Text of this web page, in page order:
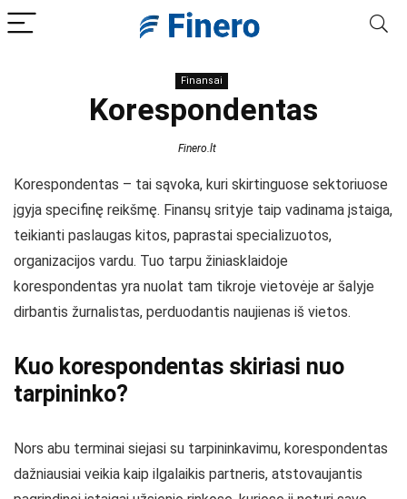
Finansai
Korespondentas
Finero.lt
Korespondentas – tai sąvoka, kuri skirtinguose sektoriuose
įgyja specifinę reikšmę. Finansų srityje taip vadinama įstaiga,
teikianti paslaugas kitos, paprastai specializuotos,
organizacijos vardu. Tuo tarpu žiniasklaidoje
korespondentas yra nuolat tam tikroje vietovėje ar šalyje
dirbantis žurnalistas, perduodantis naujienas iš vietos.
Kuo korespondentas skiriasi nuo
tarpininko?
Nors abu terminai siejasi su tarpininkavimu, korespondentas
dažniausiai veikia kaip ilgalaikis partneris, atstovaujantis